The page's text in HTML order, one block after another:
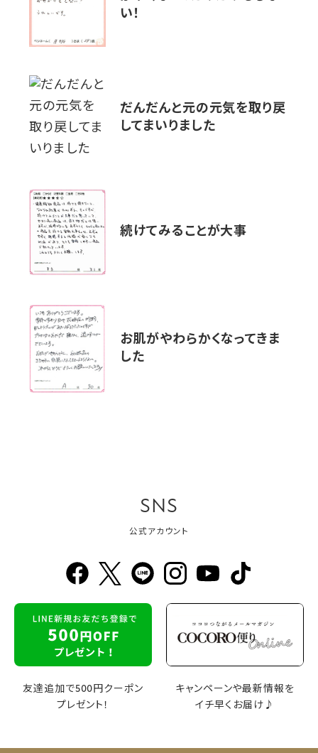
い！
だんだんと元の元気を取り戻
してまいりました
続けてみることが大事
お肌がやわらかくなってきま
した
SNS
公式アカウント
友達追加で500円クーポン
プレゼント！
キャンペーンや最新情報を
イチ早くお届け♪